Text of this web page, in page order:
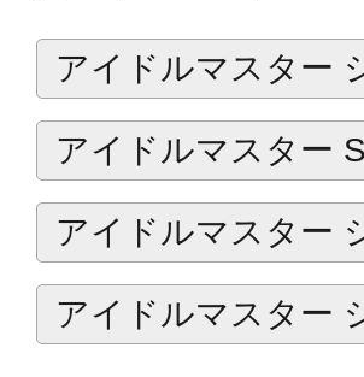
別売りの「七尾百合子-
エフェクトパーツ」を
属。
2体を揃えることで、楽
な、空中に大きくハー
です。
アイドルマスター
アイドルマスター
アイドルマスター
アイドルマスター